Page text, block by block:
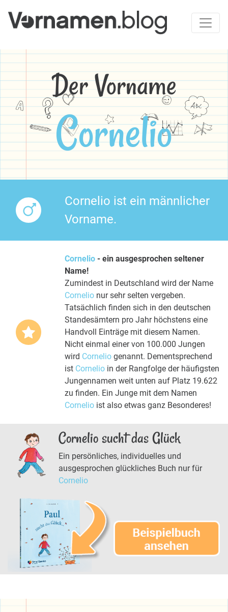
Der Vorname
Cornelio
Cornelio ist ein männlicher
Vorname.
Cornelio - ein ausgesprochen seltener
Name!
Zumindest in Deutschland wird der Name
Cornelio nur sehr selten vergeben.
Tatsächlich finden sich in den deutschen
Standesämtern pro Jahr höchstens eine
Handvoll Einträge mit diesem Namen.
Nicht einmal einer von 100.000 Jungen
wird Cornelio genannt. Dementsprechend
ist Cornelio in der Rangfolge der häufigsten
Jungennamen weit unten auf Platz 19.622
zu finden. Ein Junge mit dem Namen
Cornelio ist also etwas ganz Besonderes!
Cornelio sucht das Glück
Ein persönliches, individuelles und
ausgesprochen glückliches Buch nur für
Cornelio